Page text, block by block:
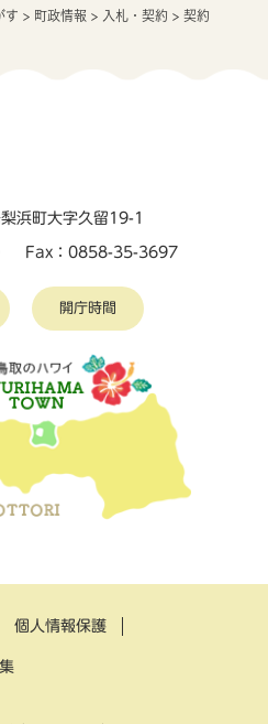
す > 町政情報 > 入札・契約 > 契約
浜町大字久留19-1
Fax：0858-35-3697
開庁時間
個人情報保護